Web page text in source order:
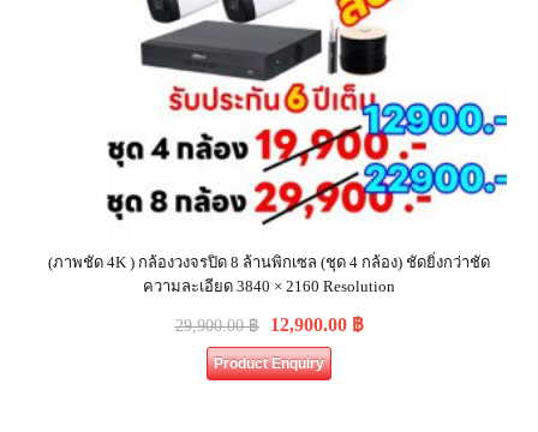
(ภาพชัด 4K ) กล้องวงจรปิด 8 ล้านพิกเซล (ชุด 4 กล้อง) ชัดยิ่งกว่าชัด
ความละเอียด 3840 × 2160 Resolution
29,900.00฿ 12,900.00 ฿
Product Enquiry